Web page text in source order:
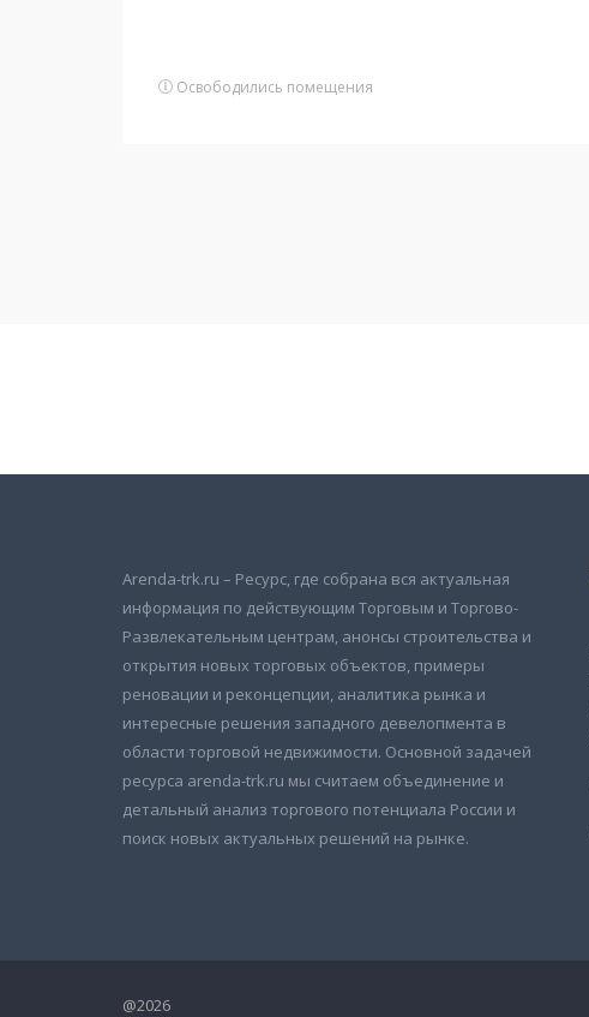
Освободились помещения
Arenda-trk.ru – Ресурс, где собрана вся актуальная
информация по действующим Торговым и Торгово-
Развлекательным центрам, анонсы строительства и
открытия новых торговых объектов, примеры
реновации и реконцепции, аналитика рынка и
интересные решения западного девелопмента в
области торговой недвижимости. Основной задачей
ресурса arenda-trk.ru мы считаем объединение и
детальный анализ торгового потенциала России и
поиск новых актуальных решений на рынке.
@2026